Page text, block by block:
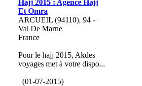
Hajj 2015 : Agence Hajj
Et Omra
ARCUEIL (94110), 94 -
Val De Marne
France
Pour le hajj 2015, Akdes
voyages met à votre dispo...
(01-07-2015)